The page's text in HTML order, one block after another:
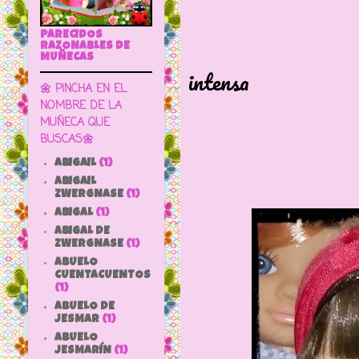
intensa
PARECIDOS
RAZONABLES DE
MUÑECAS
🌼 PINCHA EN EL
NOMBRE DE LA
MUÑECA QUE
BUSCAS🌼
ABIGAIL (1)
ABIGAIL
ZWERGNASE (1)
ABIGAL (1)
ABIGAL DE
ZWERGNASE (1)
ABUELO
CUENTACUENTOS
(1)
ABUELO DE
JESMAR (1)
ABUELO
JESMARÍN (1)